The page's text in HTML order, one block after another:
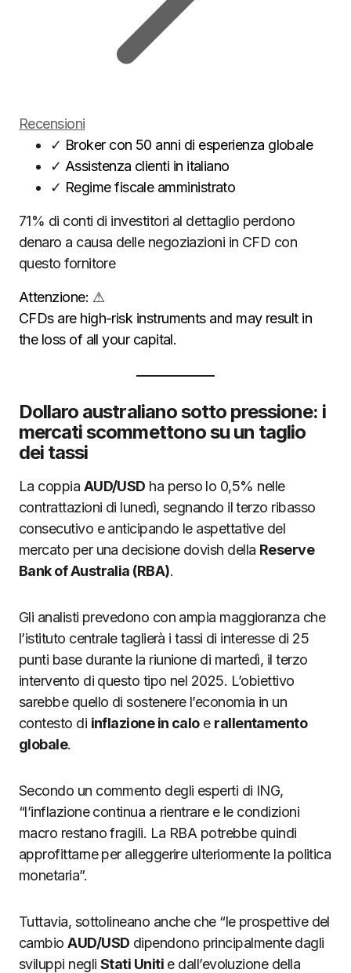
Recensioni
✓ Broker con 50 anni di esperienza globale
✓ Assistenza clienti in italiano
✓ Regime fiscale amministrato
71% di conti di investitori al dettaglio perdono
denaro a causa delle negoziazioni in CFD con
questo fornitore
Attenzione: ⚠
CFDs are high-risk instruments and may result in
the loss of all your capital.
Dollaro australiano sotto pressione: i
mercati scommettono su un taglio
dei tassi
La coppia AUD/USD ha perso lo 0,5% nelle
contrattazioni di lunedì, segnando il terzo ribasso
consecutivo e anticipando le aspettative del
mercato per una decisione dovish della Reserve
Bank of Australia (RBA).
Gli analisti prevedono con ampia maggioranza che
l’istituto centrale taglierà i tassi di interesse di 25
punti base durante la riunione di martedì, il terzo
intervento di questo tipo nel 2025. L’obiettivo
sarebbe quello di sostenere l’economia in un
contesto di inflazione in caloe rallentamento
globale.
Secondo un commento degli esperti di ING,
“l’inflazione continua a rientrare e le condizioni
macro restano fragili. La RBA potrebbe quindi
approfittarne per alleggerire ulteriormente la politica
monetaria”.
Tuttavia, sottolineano anche che “le prospettive del
cambioAUD/USD dipendono principalmente dagli
sviluppi negli Stati Unitie dall’evoluzione della